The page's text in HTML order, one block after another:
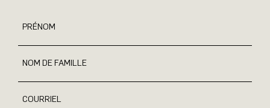
PRÉNOM
NOM DE FAMILLE
COURRIEL